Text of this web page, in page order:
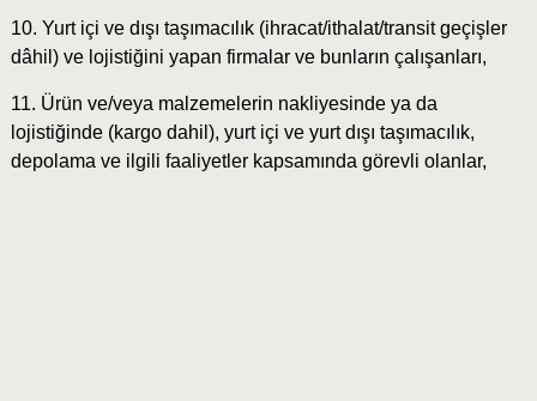
10. Yurt içi ve dışı taşımacılık (ihracat/ithalat/transit geçişler
dâhil) ve lojistiğini yapan firmalar ve bunların çalışanları,
11. Ürün ve/veya malzemelerin nakliyesinde ya da
lojistiğinde (kargo dahil), yurt içi ve yurt dışı taşımacılık,
depolama ve ilgili faaliyetler kapsamında görevli olanlar,